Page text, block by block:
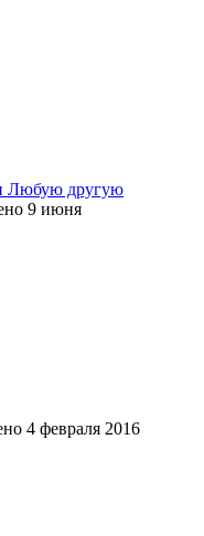
Любую другую
9 июня
4 февраля 2016